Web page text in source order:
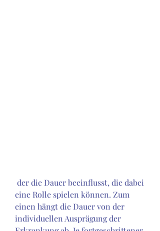
eine Rolle spielen können. Zum
einen hängt die Dauer von der
individuellen Ausprägung der